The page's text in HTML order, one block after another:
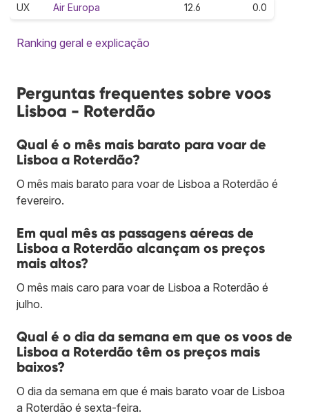
UX Air Europa 12.6 0.0
Ranking geral e explicação
Perguntas frequentes sobre voos
Lisboa - Roterdão
Qual é o mês mais barato para voar de
Lisboa a Roterdão?
O mês mais barato para voar de Lisboa a Roterdão é
fevereiro.
Em qual mês as passagens aéreas de
Lisboa a Roterdão alcançam os preços
mais altos?
O mês mais caro para voar de Lisboa a Roterdão é
julho.
Qual é o dia da semana em que os voos de
Lisboa a Roterdão têm os preços mais
baixos?
O dia da semana em que é mais barato voar de Lisboa
a Roterdão é sexta-feira.